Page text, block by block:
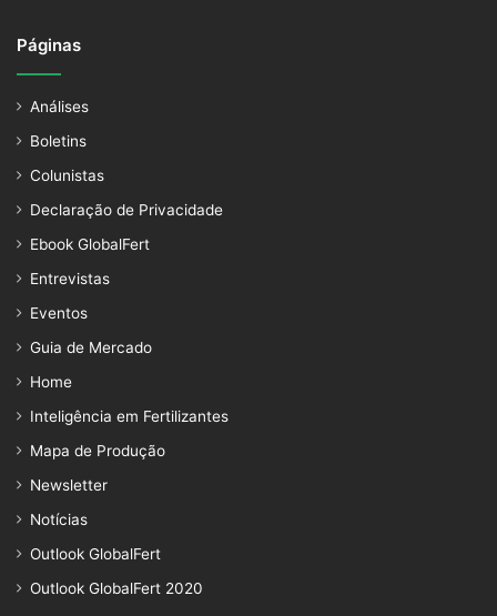
Páginas
Análises
Boletins
Colunistas
Declaração de Privacidade
Ebook GlobalFert
Entrevistas
Eventos
Guia de Mercado
Home
Inteligência em Fertilizantes
Mapa de Produção
Newsletter
Notícias
Outlook GlobalFert
Outlook GlobalFert 2020